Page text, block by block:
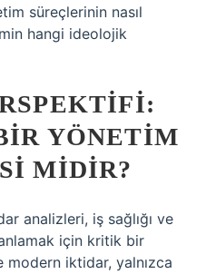
süreçlerinin nasıl
hangi ideolojik
YÖNETIM
MIDIR?
analizleri, iş sağlığı ve
için kritik bir
modern iktidar, yalnızca